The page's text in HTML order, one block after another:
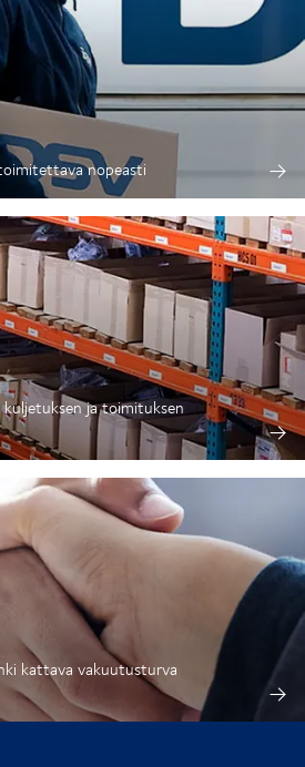
nopeasti
ja toimituksen
kattava vakuutusturva